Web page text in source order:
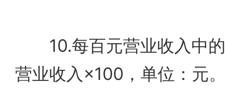
10.每百元营业收入中的
营业收入×100，单位：元